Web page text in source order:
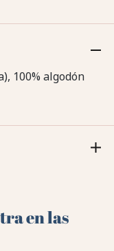
100% algodón
en las